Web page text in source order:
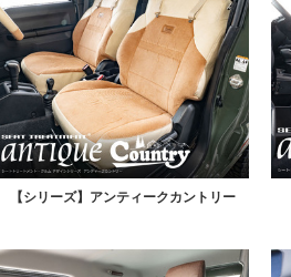
【シリーズ】アンティークカントリー